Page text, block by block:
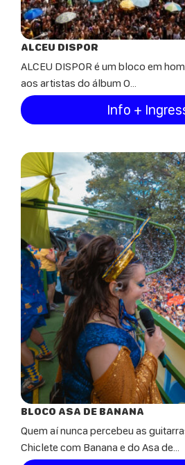
ALCEU DISPOR
ALCEU DISPOR é um bloco em
aos artistas do álbum O...
Info +
BLOCO ASA DE BANANA
Quem aí nunca percebeu as
Chiclete com Banana e do Asa de...